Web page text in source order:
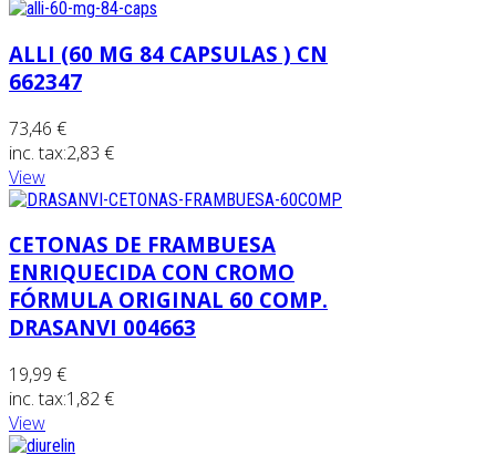
ALLI (60 MG 84 CAPSULAS ) CN
662347
73,46 €
inc. tax:2,83 €
View
CETONAS DE FRAMBUESA
ENRIQUECIDA CON CROMO
FÓRMULA ORIGINAL 60 COMP.
DRASANVI 004663
19,99 €
inc. tax:1,82 €
View